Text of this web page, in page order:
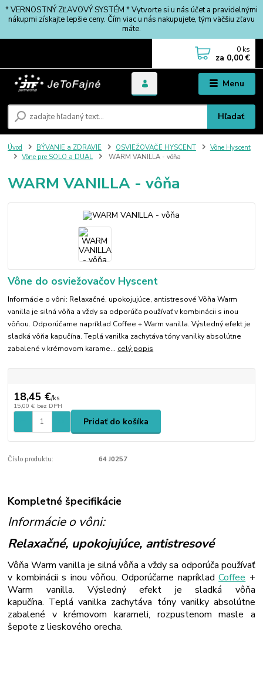
* VERNOSTNÝ ZĽAVOVÝ SYSTÉM * Vytvorte si u nás účet a pravidelnými
nákupmi získajte lepšie ceny. Čím viac u nás nakupujete, tým väčšiu zľavu
máte.
Menu
Hľadať
0 ks
za 0,00 €
Úvod BÝVANIE a ZDRAVIE OSVIEŽOVAČE HYSCENT
Vône Hyscent
Vône pre SOLO a DUAL
WARM VANILLA - vôňa
WARM VANILLA - vôňa
Vône do osviežovačov Hyscent
Informácie o vôni: Relaxačné, upokojujúce, antistresové Vôňa Warm
vanilla je silná vôňa a vždy sa odporúča používať v kombinácii s inou
vôňou. Odporúčame napríklad Coffee + Warm vanilla. Výsledný efekt je
sladká vôňa kapučína. Teplá vanilka zachytáva tóny vanilky absolútne
zabalené v krémovom karame... celý popis
18,45 €/ks
15,00 € bez DPH
Pridať do košíka
Číslo produktu: 64 J0257
Kompletné špecifikácie
Informácie o vôni:
Relaxačné, upokojujúce, antistresové
Vôňa Warm vanilla je silná vôňa a vždy sa odporúča používať
v kombinácii s inou vôňou. Odporúčame napríkladCoffee +
Warm vanilla. Výsledný efekt je sladká vôňa
kapučína. Teplá vanilka zachytáva tóny vanilky absolútne
zabalené v krémovom karameli, rozpustenom masle a
šepote z lieskového orecha.